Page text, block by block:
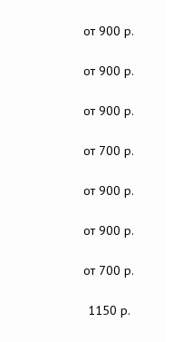
от 900 р.
от 900 р.
от 900 р.
от 700 р.
от 900 р.
от 900 р.
от 700 р.
1150 р.